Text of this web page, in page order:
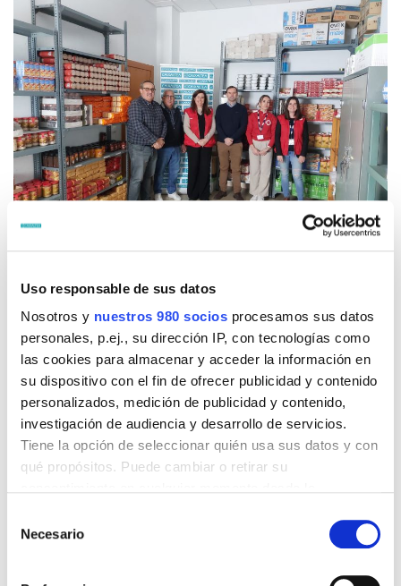
Uso responsable de sus datos
Nosotros y nuestros 980 socios procesamos sus datos
personales, p.ej., su dirección IP, con tecnologías como
las cookies para almacenar y acceder la información en
su dispositivo con el fin de ofrecer publicidad y contenido
personalizados, medición de publicidad y contenido,
investigación de audiencia y desarrollo de servicios.
Tiene la opción de seleccionar quién usa sus datos y con
qué propósitos. Puede cambiar o retirar su
consentimiento.
Obtenga más información sobre cómo se procesan sus
Necesario
LaFundació Caixaltea, fiel a su compromiso social
con la comunidad alteana, ha llevado a cabo una
significativa donación de alimentos destinada a la
Cruz Roja de Altea.
Ignacio Ortiz, presidente de la Fundació Caixaltea
acompañado de Francisco Alvado, patrono de la
Fundació, han realizado una visita a la sede de la Cruz
presidente Miguel Orozco y la coordinadora local de
la sede de Altea Inmaculada Martínez. La visita tenía